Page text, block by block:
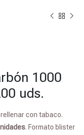
1000
uds.
con tabaco.
. Formato blister